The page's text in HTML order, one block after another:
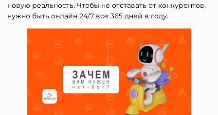
новую реальность. Чтобы не отставать от конкурентов,
нужно быть онлайн 24/7 все 365 дней в году.